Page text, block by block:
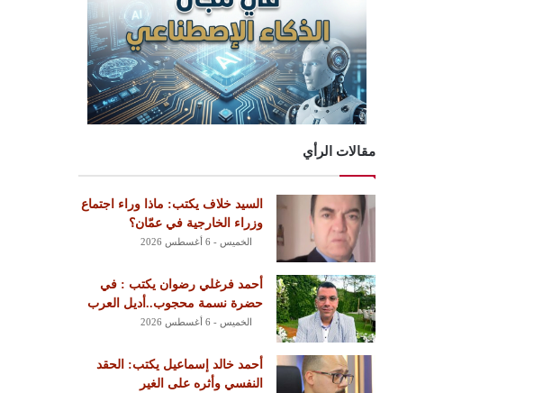
مقالات الرأي
السيد خلاف يكتب: ماذا وراء اجتماع
وزراء الخارجية في عمّان؟
الخميس - 6 أغسطس 2026
أحمد فرغلي رضوان يكتب : في
حضرة نسمة محجوب..أديل العرب
الخميس - 6 أغسطس 2026
أحمد خالد إسماعيل يكتب: الحقد
النفسي وأثره على الغير